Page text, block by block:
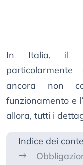
In Italia, il
ancora non
funzionamento e
allora, tutti i
Indice dei